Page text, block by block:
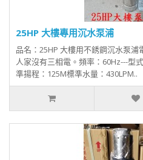
25HP 大樓專用沉水泵浦
品名：25HP 大樓用不銹鋼沉水泵浦
人家沒有三相電。頻率：60Hz---型
準揚程：125M標準水量：430LPM..